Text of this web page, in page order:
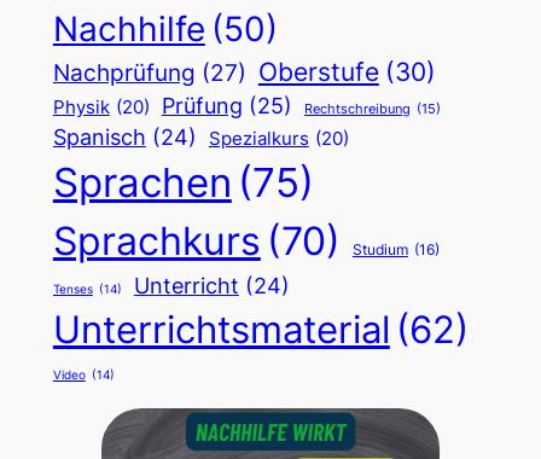
Nachhilfe (50)
Nachprüfung (27) Oberstufe (30)
Physik (20) Prüfung (25) Rechtschreibung (15)
Spanisch (24) Spezialkurs (20)
Sprachen (75)
Sprachkurs (70) Studium (16)
Tenses (14) Unterricht (24)
Unterrichtsmaterial (62)
Video (14)